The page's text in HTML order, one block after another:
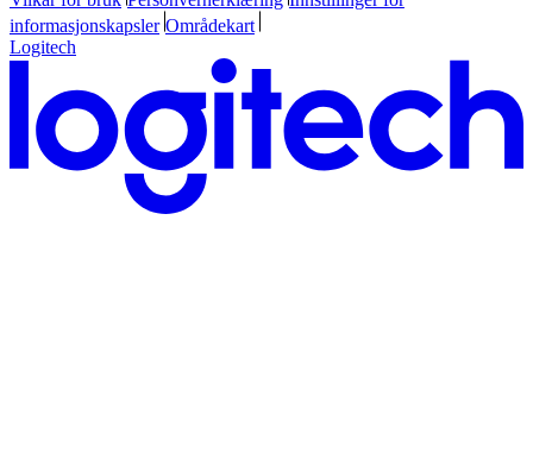
informasjonskapsler Områdekart
Logitech